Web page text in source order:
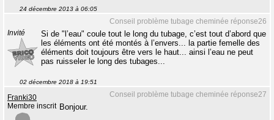
24 décembre 2013 à 06:05
Conseil problème tubage cheminée réponse26
Invité
Si de "l’eau" coule tout le long du tubage, c’est tout d’abord que
les éléments ont été montés à l’envers... la partie femelle des
éléments doit toujours être vers le haut... ainsi l’eau ne peut
pas ruisseler le long des tubages...
02 décembre 2018 à 19:51
Conseil problème tubage cheminée réponse27
Franki30
Membre inscrit Bonjour.